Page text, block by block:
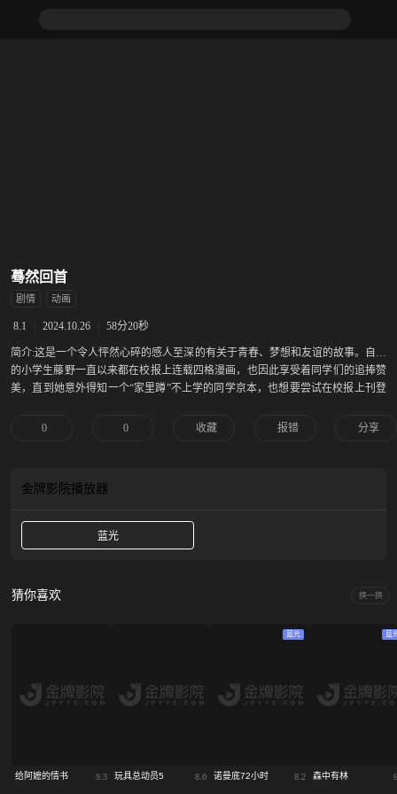
蓦然回首
剧情 动画
8.1 2024.10.26 58分20秒
简介:这是一个令人怦然心碎的感人至深的有关于青春、梦想和友谊的故事。自信
的小学生藤野一直以来都在校报上连载四格漫画，也因此享受着同学们的追捧赞
美，直到她意外得知一个“家里蹲”不上学的同学京本，也想要尝试在校报上刊登
有一天，在她们之间发生了一些事情，让一切都改变了……
0 0 收藏 报错 分享
金牌影院播放器
蓝光
猜你喜欢 换一换
给阿嬷的情书 9.3 玩具总动员5 8.0
蓝光
诺曼底72小时 8.2
蓝
森中有林